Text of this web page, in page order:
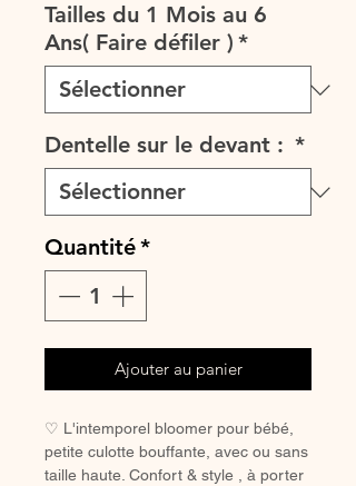
Tailles du 1 Mois au 6
Ans( Faire défiler ) *
Dentelle sur le devant : *
Quantité*
Ajouter au panier
♡ L'intemporel bloomer pour bébé,
petite culotte bouffante, avec ou sans
taille haute. Confort & style , à porter